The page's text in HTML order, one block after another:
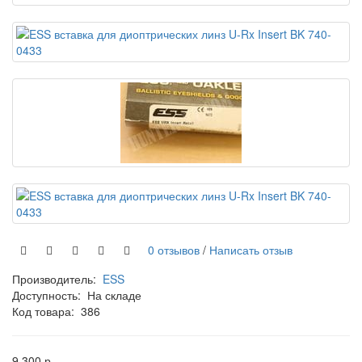
0 отзывов / Написать отзыв
Производитель: ESS
Доступность: На складе
Код товара: 386